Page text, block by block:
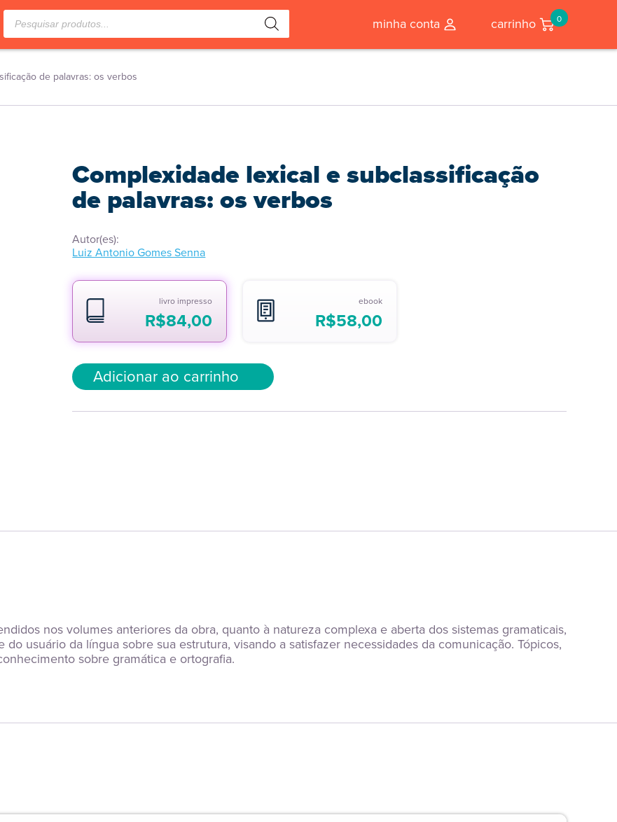
Pesquisar
produtos minha conta carrinho 0
de palavras: os verbos
Complexidade lexical e subclassificação
de palavras: os verbos
Autor(es):
Luiz Antonio Gomes Senna
livro impresso
R$84,00
ebook
R$58,00
Adicionar ao carrinho
nos volumes anteriores da obra, quanto à natureza complexa e aberta dos sistemas gramaticais,
usuário da língua sobre sua estrutura, visando a satisfazer necessidades da comunicação. Tópicos,
sobre gramática e ortografia.